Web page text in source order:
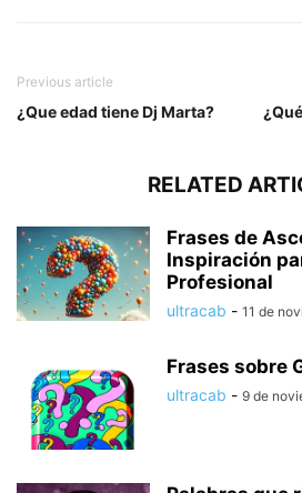
Previous article
¿Que edad tiene Dj Marta?
RELATED
Frases de
Inspiración
Profesional
ultracab - 11 de
Frases sobre
ultracab - 9 de